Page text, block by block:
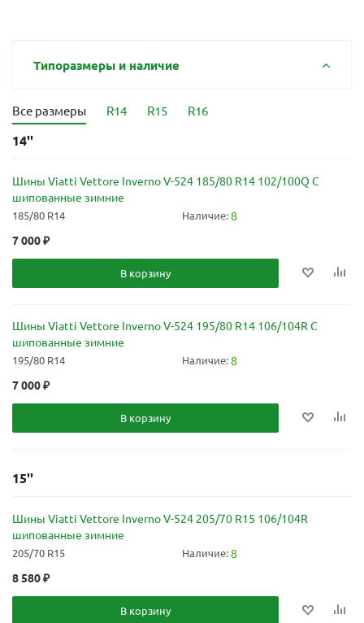
Типоразмеры и наличие
Все размеры R14 R15 R16
14''
Шины Viatti Vettore Inverno V-524 185/80 R14 102/100Q C
шипованные зимние
185/80 R14 Наличие:8
7 000₽
В корзину
Шины Viatti Vettore Inverno V-524 195/80 R14 106/104R C
шипованные зимние
195/80 R14 Наличие:8
7 000₽
В корзину
15''
Шины Viatti Vettore Inverno V-524 205/70 R15 106/104R
шипованные зимние
205/70 R15 Наличие:8
8 580₽
В корзину